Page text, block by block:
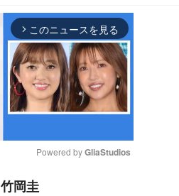
arrow_forward_ios このニュースを見る
Powered by GliaStudios
竹岡圭